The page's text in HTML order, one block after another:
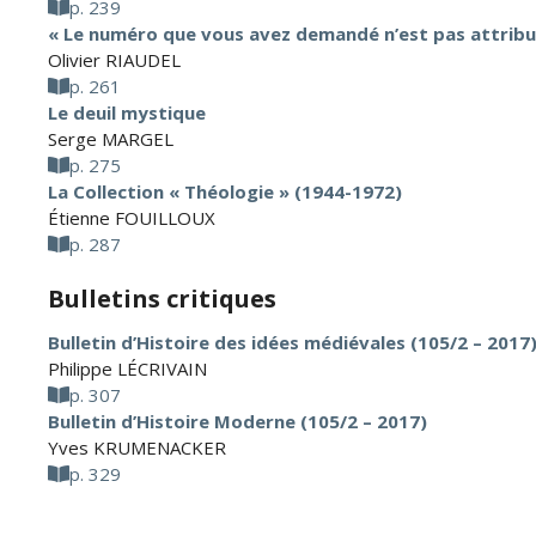
p. 239
« Le numéro que vous avez demandé n’est pas
Olivier RIAUDEL
p. 261
Le deuil mystique
Serge MARGEL
p. 275
La Collection « Théologie » (1944-1972)
Étienne FOUILLOUX
p. 287
Bulletins critiques
Bulletin d’Histoire des idées médiévales (105/2 – 2017)
Philippe LÉCRIVAIN
p. 307
Bulletin d’Histoire Moderne (105/2 – 2017)
Yves KRUMENACKER
p. 329